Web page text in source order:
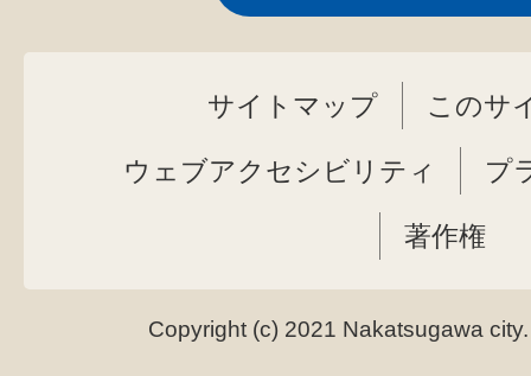
サイトマップ このサ
ウェブアクセシビリティ プ
著作権
Copyright (c) 2021 Nakatsugawa